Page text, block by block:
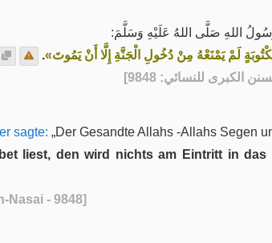
اللهِ صَلَّى اللهُ عَلَيْهِ وَسَلَّمَ:
لَمْ يَمْنَعْهُ مِنْ دُخُولِ الْجَنَّةِ إِلَّا أَنْ يَمُوتَ».
الكبرى للنسائي: 9848]
sagte: „Der Gesandte Allahs -Allahs Segen
liest, den wird nichts am Eintritt in
Nasai - 9848]